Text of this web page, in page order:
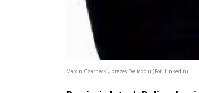
Marcin Czarnecki, prezes Delicpolu (Fot. Linkedin)